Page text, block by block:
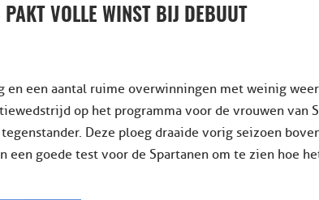
VOLLE WINST BIJ DEBUUT
en een aantal ruime overwinningen met weinig
op het programma voor de vrouwen van
tegenstander. Deze ploeg draaide vorig seizoen
een goede test voor de Spartanen om te zien hoe